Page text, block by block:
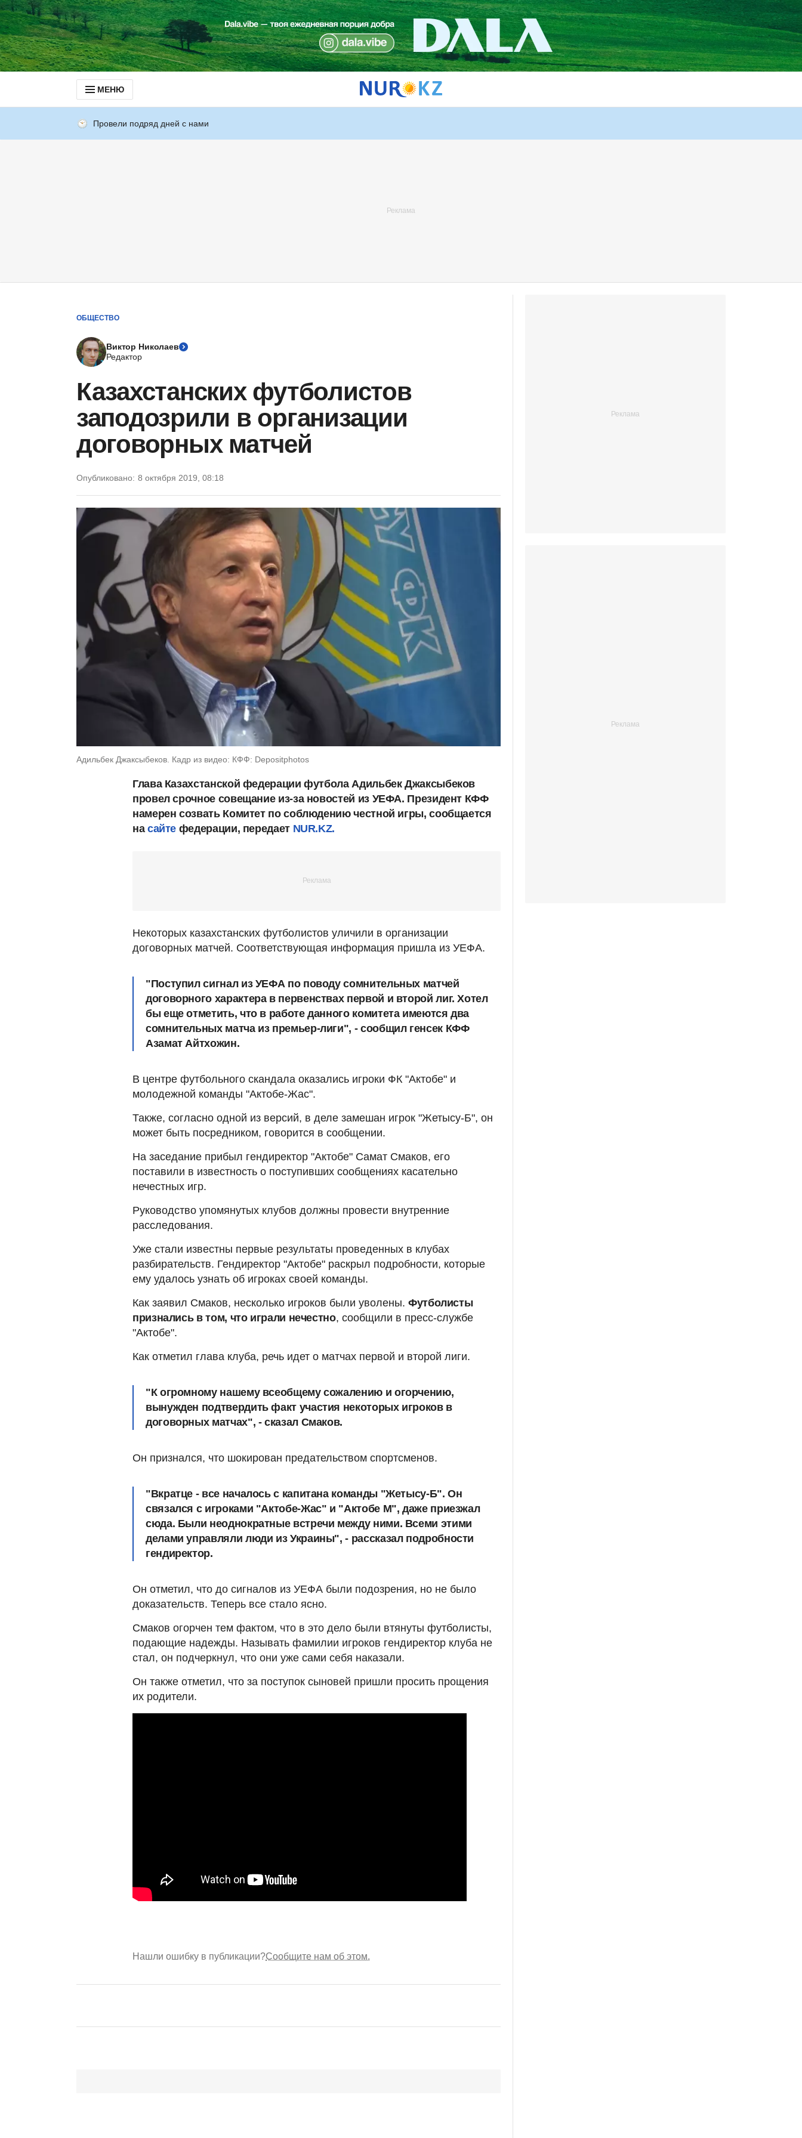
МЕНЮ
Провели подряд дней с нами
ОБЩЕСТВО
Виктор Николаев
Редактор
Казахстанских футболистов
заподозрили в организации
договорных матчей
Опубликовано: 8 октября 2019, 08:18
Адильбек Джаксыбеков. Кадр из видео: КФФ: Depositphotos
Глава Казахстанской федерации футбола Адильбек Джаксыбеков
провел срочное совещание из-за новостей из УЕФА. Президент КФФ
намерен созвать Комитет по соблюдению честной игры, сообщается
на сайте федерации, передает NUR.KZ.
Некоторых казахстанских футболистов уличили в организации
договорных матчей. Соответствующая информация пришла из УЕФА.
"Поступил сигнал из УЕФА по поводу сомнительных матчей
договорного характера в первенствах первой и второй лиг. Хотел
бы еще отметить, что в работе данного комитета имеются два
сомнительных матча из премьер-лиги", - сообщил генсек КФФ
Азамат Айтхожин.
В центре футбольного скандала оказались игроки ФК "Актобе" и
молодежной команды "Актобе-Жас".
Также, согласно одной из версий, в деле замешан игрок "Жетысу-Б", он
может быть посредником, говорится в сообщении.
На заседание прибыл гендиректор "Актобе" Самат Смаков, его
поставили в известность о поступивших сообщениях касательно
нечестных игр.
Руководство упомянутых клубов должны провести внутренние
расследования.
Уже стали известны первые результаты проведенных в клубах
разбирательств. Гендиректор "Актобе" раскрыл подробности, которые
ему удалось узнать об игроках своей команды.
Как заявил Смаков, несколько игроков были уволены. Футболисты
признались в том, что играли нечестно, сообщили в пресс-службе
"Актобе".
Как отметил глава клуба, речь идет о матчах первой и второй лиги.
"К огромному нашему всеобщему сожалению и огорчению,
вынужден подтвердить факт участия некоторых игроков в
договорных матчах", - сказал Смаков.
Он признался, что шокирован предательством спортсменов.
"Вкратце - все началось с капитана команды "Жетысу-Б". Он
связался с игроками "Актобе-Жас" и "Актобе М", даже приезжал
сюда. Были неоднократные встречи между ними. Всеми этими
делами управляли люди из Украины", - рассказал подробности
гендиректор.
Он отметил, что до сигналов из УЕФА были подозрения, но не было
доказательств. Теперь все стало ясно.
Смаков огорчен тем фактом, что в это дело были втянуты футболисты,
подающие надежды. Называть фамилии игроков гендиректор клуба не
стал, он подчеркнул, что они уже сами себя наказали.
Он также отметил, что за поступок сыновей пришли просить прощения
их родители.
Нашли ошибку в публикации?Сообщите нам об этом.